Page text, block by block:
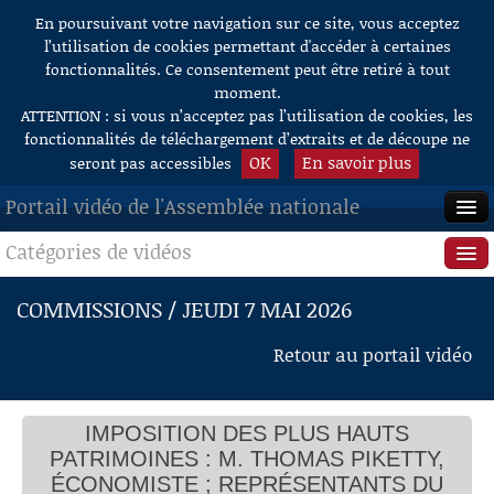
Aller au contenu
En poursuivant votre navigation sur ce site, vous acceptez
l’utilisation de cookies permettant d'accéder à certaines
fonctionnalités. Ce consentement peut être retiré à tout
moment.
ATTENTION : si vous n’acceptez pas l’utilisation de cookies, les
fonctionnalités de téléchargement d’extraits et de découpe ne
seront pas accessibles
OK En savoir plus
Portail vidéo de l'Assemblée nationale
ACCUEIL
EN DIRECT
RECHERCHE
AIDE À LA DÉCOUPE
DE VIDÉOS
Catégories de vidéos
Séance publique
Questions au Gouvernement
Commissions
Présidence
Évènements
COMMISSIONS / JEUDI 7 MAI 2026
Retour au portail vidéo
IMPOSITION DES PLUS HAUTS
PATRIMOINES : M. THOMAS PIKETTY,
ÉCONOMISTE ; REPRÉSENTANTS DU
Audition de M. Thomas Piketty, économiste
M. Thomas Piketty, économiste
M. Charles de Courson, rapporteur
M. Charles de Courson, rapporteur
M. Charles de Courson, rapporteur
M. Thomas Piketty, économiste
M. Charles de Courson, rapporteur
M. Thomas Piketty, économiste
M. Charles de Courson, rapporteur
M. Thomas Piketty, économiste